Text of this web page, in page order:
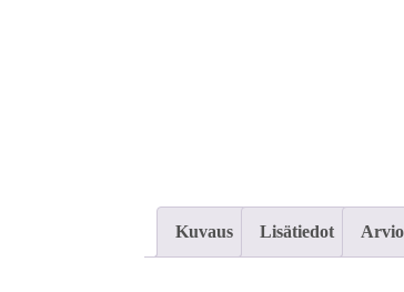
Kuvaus Lisätiedot